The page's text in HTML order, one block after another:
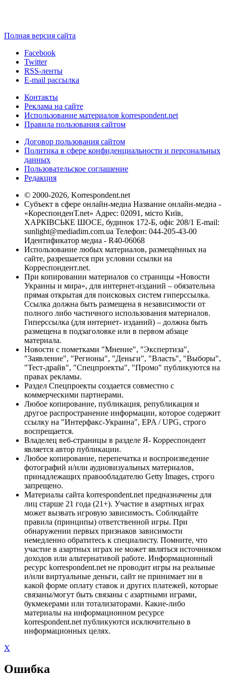
Полная версия сайта
Facebook
Twitter
RSS-ленты
E-mail рассылка
Контакты
Реклама на сайте
Использование материалов korrespondent.net
Правила пользования сайтом
Договор пользования сайтом
Политика в сфере конфиденциальности и персональных
данных
Пользовательское соглашение
Редакция
© 2000-2026, Korrespondent.net
Субъект в сфере онлайн-медиа Название онлайн-медиа -
«КореспонденТ.net» Адрес: 02091, місто Київ,
ХАРКІВСЬКЕ ШОСЕ, будинок 172-Б, офіс 208/1 E-mail:
sunlight@mediadim.com.ua Телефон: 044-205-43-00
Идентификатор медиа - R40-06068
Использование любых материалов, размещённых на
сайте, разрешается при условии ссылки на
Корреспондент.net.
При копировании материалов со страницы «Новости
Украины и мира», для интернет-изданий – обязательна
прямая открытая для поисковых систем гиперссылка.
Ссылка должна быть размещена в независимости от
полного либо частичного использования материалов.
Гиперссылка (для интернет- изданий) – должна быть
размещена в подзаголовке или в первом абзаце
материала.
Новости с пометками "Мнение", "Экспертиза",
"Заявление", "Регионы", "Деньги", "Власть", "Выборы",
"Тест-драйв", "Спецпроекты", "Промо" публикуются на
правах рекламы.
Раздел Спецпроекты создается совместно с
коммерческими партнерами.
Любое копирование, публикация, републикация и
другое распространение информации, которое содержит
ссылку на "Интерфакс-Украина", EPA / UPG, строго
воспрещается.
Владелец веб-страницы в разделе Я- Корреспондент
является автор публикации.
Любое копирование, перепечатка и воспроизведение
фотографий и/или аудиовизуальных материалов,
принадлежащих правообладателю Getty Images, строго
запрещено.
Материалы сайта korrespondent.net предназначены для
лиц старше 21 года (21+). Участие в азартных играх
может вызвать игровую зависимость. Соблюдайте
правила (принципы) ответственной игры. При
обнаружении первых признаков зависимости
немедленно обратитесь к специалисту. Помните, что
участие в азартных играх не может являться источником
доходов или альтернативой работе. Информационный
ресурс korrespondent.net не проводит игры на реальные
и/или виртуальные деньги, сайт не принимает ни в
какой форме оплату ставок и других платежей, которые
связаны/могут быть связаны с азартными играми,
букмекерами или тотализаторами. Какие-либо
материалы на информационном ресурсе
korrespondent.net публикуются исключительно в
информационных целях.
X
Ошибка